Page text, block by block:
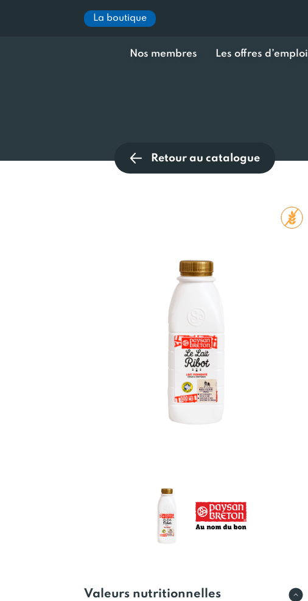
La boutique
Nos membres Les offres d’emploi
Retour au catalogue
Valeurs nutritionnelles